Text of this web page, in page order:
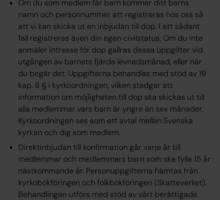
Om du som medlem får barn kommer ditt barns
namn och personnummer att registreras hos oss så
att vi kan skicka ut en inbjudan till dop. I ett sådant
fall registreras även din egen civilstatus. Om du inte
anmäler intresse för dop gallras dessa uppgifter vid
utgången av barnets fjärde levnadsmånad, eller när
du begär det. Uppgifterna behandlas med stöd av 19
kap. 8 § i kyrkoordningen, vilken stadgar att
information om möjligheten till dop ska skickas ut till
alla medlemmar vars barn är yngre än sex månader.
Kyrkoordningen ses som ett avtal mellan Svenska
kyrkan och dig som medlem.
Direktinbjudan till konfirmation går varje år till
medlemmar och medlemmars barn som ska fylla 15 år
nästkommande år. Personuppgifterna hämtas från
kyrkobokföringen och folkbokföringen (Skatteverket).
Behandlingen utförs med stöd av vårt berättigade